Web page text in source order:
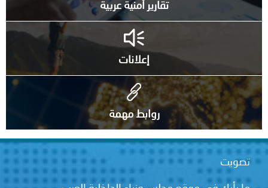
تقارير أمنية عربية
إعلانات
روابط مهمة
تصويت